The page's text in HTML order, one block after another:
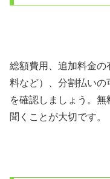
総額費用、追加料金
料など）、分割払いの
を確認しましょう。
聞くことが大切です。